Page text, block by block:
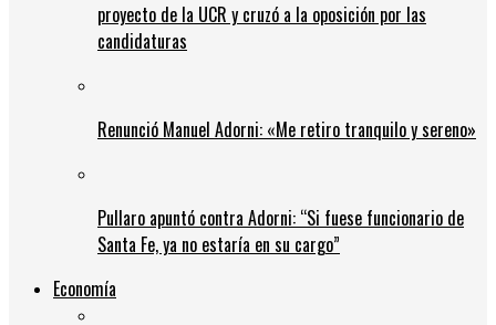
proyecto de la UCR y cruzó a la oposición por las
candidaturas
Renunció Manuel Adorni: «Me retiro tranquilo y sereno»
Pullaro apuntó contra Adorni: “Si fuese funcionario de
Santa Fe, ya no estaría en su cargo”
Economía